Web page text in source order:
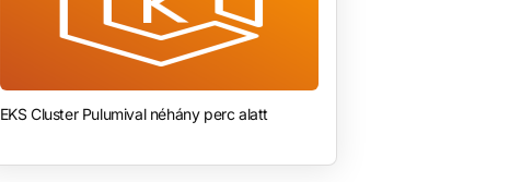
EKS Cluster Pulumival néhány perc alatt